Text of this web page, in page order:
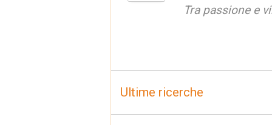
Tra passione e
Ultime ricerche